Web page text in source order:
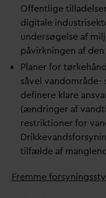
Offentlige
digitale
undersøgelse af
påvirkningen af
Planer for
såvel vandområde-
definere klare ansv
(ændringer af v
restriktioner for v
Drikkev
tilfælde af
Fremme